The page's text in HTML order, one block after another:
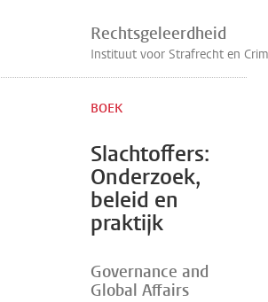
Rechtsgeleerdheid
Instituut voor Strafrecht en
Slachtoffers:
Onderzoek,
beleid en
praktijk
BOEK
Governance and
Global Affairs